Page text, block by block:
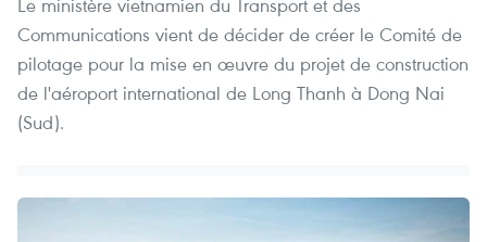
Communications vient de décider de créer le Comité de
pilotage pour la mise en œuvre du projet de construction
de l'aéroport international de Long Thanh à Dong Nai
(Sud).